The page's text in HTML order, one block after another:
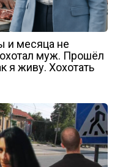
и месяца не
муж. Прошёл
я живу. Хохотать